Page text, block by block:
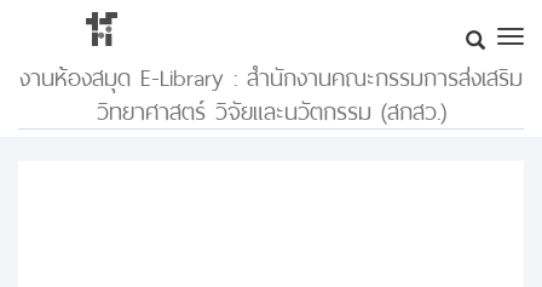
งานห้องสมุด E-Library : สำนักงานคณะกรรมการส่งเสริม
วิทยาศาสตร์ วิจัยและนวัตกรรม (สกสว.)